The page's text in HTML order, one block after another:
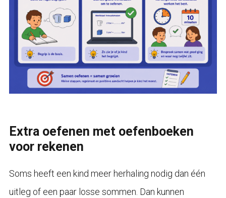
Extra oefenen met oefenboeken
voor rekenen
Soms heeft een kind meer herhaling nodig dan één
uitleg of een paar losse sommen. Dan kunnen